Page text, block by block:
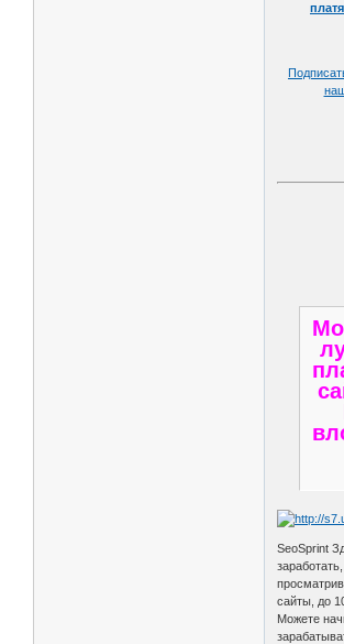
SeoSprint
сайты, до
Можете